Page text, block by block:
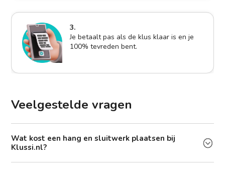
3.
Je betaalt pas als de klus klaar is en je
100% tevreden bent.
Veelgestelde vragen
Wat kost een hang en sluitwerk plaatsen bij
Klussi.nl?